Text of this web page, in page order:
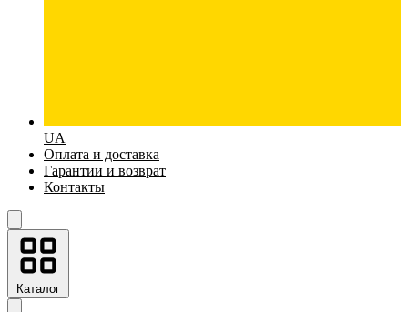
UA
Оплата и доставка
Гарантии и возврат
Контакты
Каталог